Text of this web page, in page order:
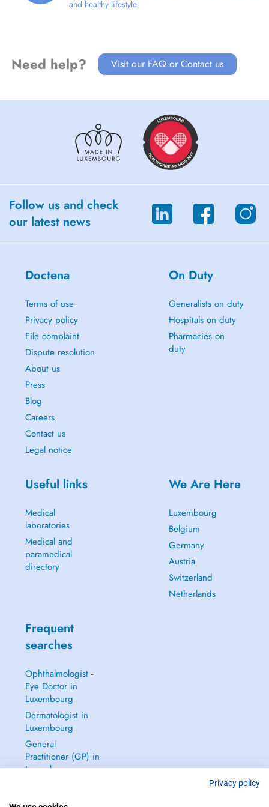
and healthy lifestyle.
Need help? Visit our FAQ or Contact us
Follow us and check
our latest news
Doctena
Terms of use
Privacy policy
File complaint
Dispute resolution
About us
Press
Blog
Careers
Contact us
Legal notice
On Duty
Generalists on duty
Hospitals on duty
Pharmacies on
duty
Useful links
Medical
laboratories
Medical and
paramedical
directory
We Are Here
Luxembourg
Belgium
Germany
Austria
Switzerland
Netherlands
Frequent
searches
Ophthalmologist -
Eye Doctor in
Luxembourg
Dermatologist in
Luxembourg
General
Practitioner (GP) in
Luxembourg
Privacy policy